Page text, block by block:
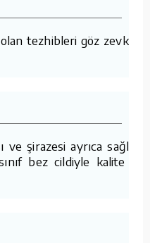
tezhibleri göz zevkine
şirazesi ayrıca sağlam
bez cildiyle kalite ve